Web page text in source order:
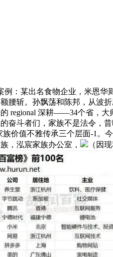
例：某出名食物企业，米恩华
斩。孙飘荡和陈邦，从波
regional 深耕——34个省，
斗者们，家族不是法令，
价值不雅传承三个层面-1。
，泓宸家族办公室，
（因